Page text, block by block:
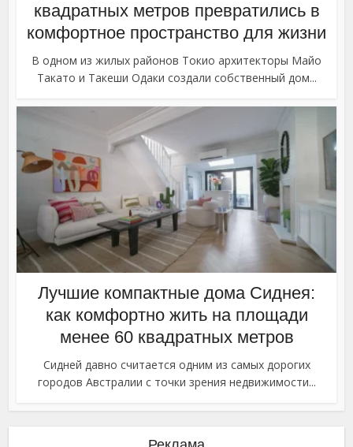
квадратных метров превратились в
комфортное пространство для жизни
В одном из жилых районов Токио архитекторы Майо
Такато и Такеши Одаки создали собственный дом...
Лучшие компактные дома Сиднея:
как комфортно жить на площади
менее 60 квадратных метров
Сидней давно считается одним из самых дорогих
городов Австралии с точки зрения недвижимости...